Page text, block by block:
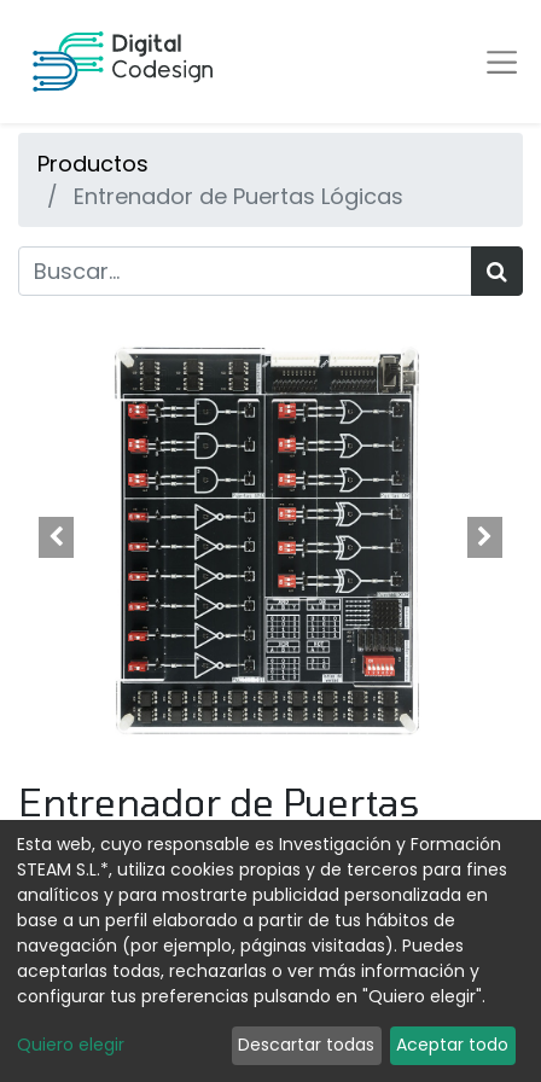
Productos
Entrenador de Puertas Lógicas
Entrenador de Puertas
Lógicas
Referencia: 00018382
106,95 €
AGREGAR AL CARRITO
Esta web, cuyo responsable es Investigación y Formación
STEAM S.L.*, utiliza cookies propias y de terceros para fines
analíticos y para mostrarte publicidad personalizada en
base a un perfil elaborado a partir de tus hábitos de
navegación (por ejemplo, páginas visitadas). Puedes
aceptarlas todas, rechazarlas o ver más información y
configurar tus preferencias pulsando en "Quiero elegir".
Quiero elegir Descartar todas Aceptar todo